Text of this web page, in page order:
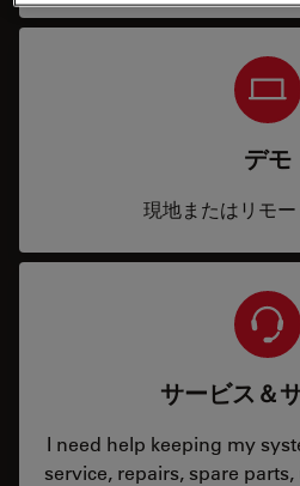
デモ
現地またはリモ
サービス＆
I need help keeping my
service, repairs, spare